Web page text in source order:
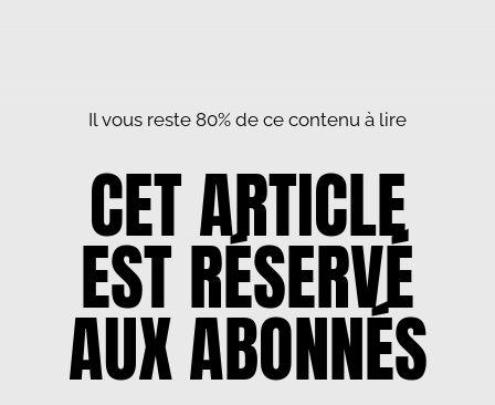
Il vous reste 80% de ce contenu à lire
CET ARTICLE
EST RÉSERVÉ
AUX ABONNÉS